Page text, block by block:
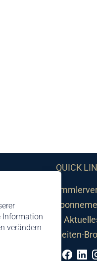
Information
verändern
QUICK
Neuheiten-